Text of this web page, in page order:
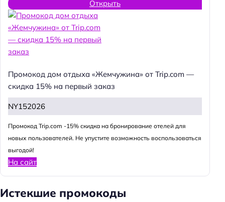
Открыть
Промокод дом отдыха «Жемчужина» от Trip.com —
скидка 15% на первый заказ
NY152026
Промокод Trip.com -15% скидка на бронирование отелей для
новых пользователей. Не упустите возможность воспользоваться
выгодой!
На сайт
Истекшие промокоды